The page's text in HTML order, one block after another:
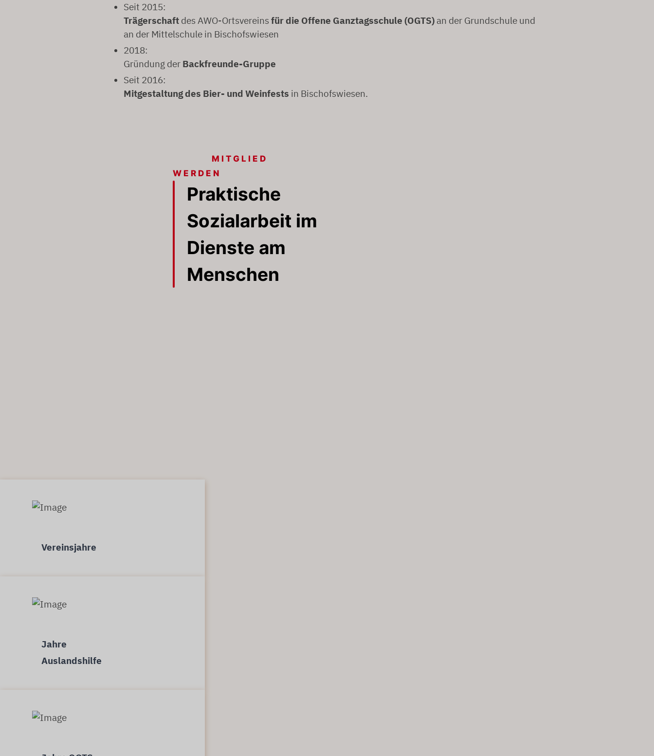
Seit 2015:
Trägerschaft des AWO-Ortsvereins für die Offene Ganztagsschule (OGTS) an der Grundschule und
an der Mittelschule in Bischofswiesen
2018:
Gründung der Backfreunde-Gruppe
Seit 2016:
Mitgestaltung des Bier- und Weinfests in Bischofswiesen.
MITGLIED
WERDEN
Praktische
Sozialarbeit im
Dienste am
Menschen
Vereinsjahre
Jahre
Auslandshilfe